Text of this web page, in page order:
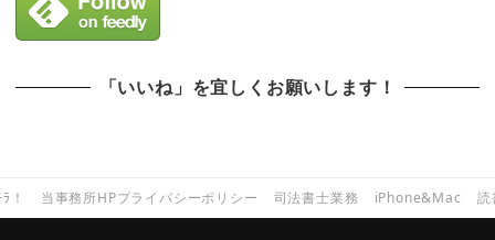
「いいね」を宜しくお願いします！
！ 当事務所HPプライバシーポリシー 司法書士業務 iPhone&Mac 読